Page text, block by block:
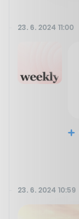
23. 6. 2024 11:00
23. 6. 2024 10:59